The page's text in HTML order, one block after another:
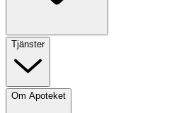
Tjänster
Om Apoteket